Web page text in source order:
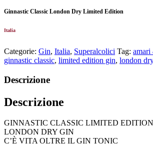
Ginnastic Classic London Dry Limited Edition
Italia
Categorie: Gin, Italia, Superalcolici Tag:
ginnastic classic, limited edition gin, london
Descrizione
Descrizione
GINNASTIC CLASSIC LIMITED EDITION
LONDON DRY GIN
C’È VITA OLTRE IL GIN TONIC